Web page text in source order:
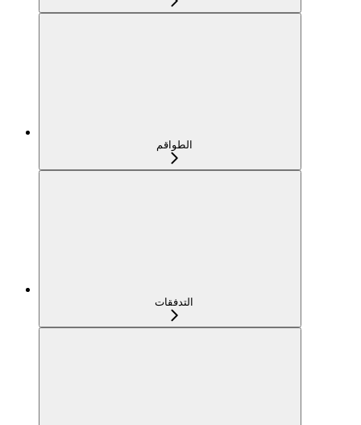
الطواقم
التدفقات